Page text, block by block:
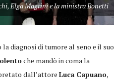
Elga Magrini e la ministra Bonetti
la diagnosi di tumore al seno e il suo
che mandò in coma la
dall’attoreLuca Capuano,